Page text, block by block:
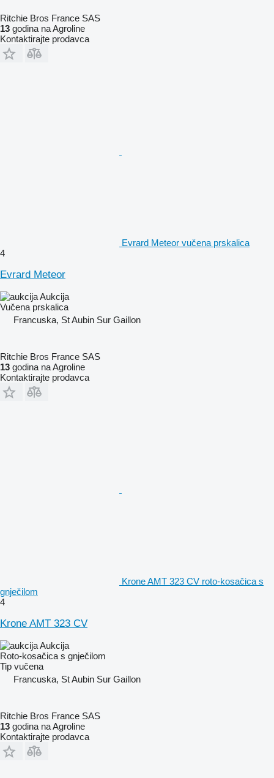
Ritchie Bros France SAS
13 godina na Agroline
Kontaktirajte prodavca
Evrard Meteor vučena prskalica
4
Evrard Meteor
Aukcija
Vučena prskalica
Francuska, St Aubin Sur Gaillon
Ritchie Bros France SAS
13 godina na Agroline
Kontaktirajte prodavca
Krone AMT 323 CV roto-kosačica s
gnječilom
4
Krone AMT 323 CV
Aukcija
Roto-kosačica s gnječilom
Tip vučena
Francuska, St Aubin Sur Gaillon
Ritchie Bros France SAS
13 godina na Agroline
Kontaktirajte prodavca